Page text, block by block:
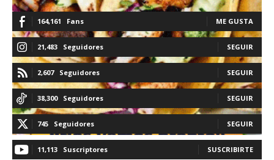
164,161 Fans ME GUSTA
21,483 Seguidores SEGUIR
2,607 Seguidores SEGUIR
38,300 Seguidores SEGUIR
745 Seguidores SEGUIR
11,113 Suscriptores SUSCRIBIRTE